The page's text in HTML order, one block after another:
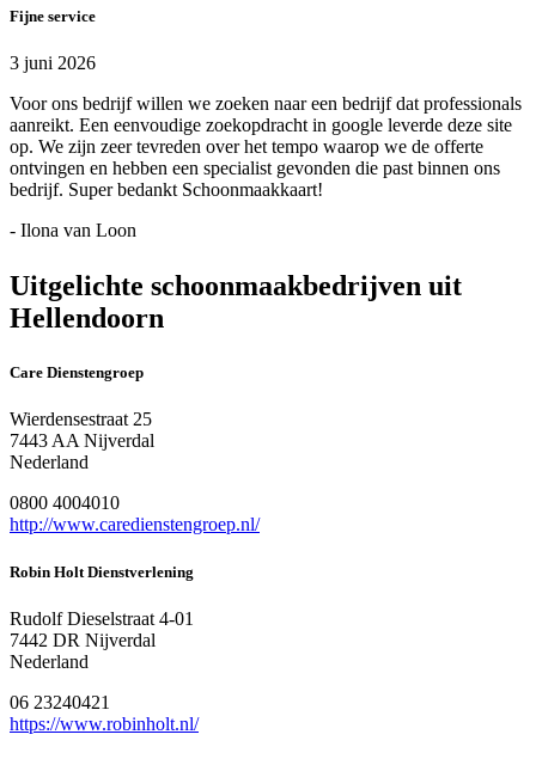
Fijne service
3 juni 2026
Voor ons bedrijf willen we zoeken naar een bedrijf dat professionals
aanreikt. Een eenvoudige zoekopdracht in google leverde deze site
op. We zijn zeer tevreden over het tempo waarop we de offerte
ontvingen en hebben een specialist gevonden die past binnen ons
bedrijf. Super bedankt Schoonmaakkaart!
- Ilona van Loon
Uitgelichte schoonmaakbedrijven uit
Hellendoorn
Care Dienstengroep
Wierdensestraat 25
7443 AA Nijverdal
Nederland
0800 4004010
http://www.caredienstengroep.nl/
Robin Holt Dienstverlening
Rudolf Dieselstraat 4-01
7442 DR Nijverdal
Nederland
06 23240421
https://www.robinholt.nl/